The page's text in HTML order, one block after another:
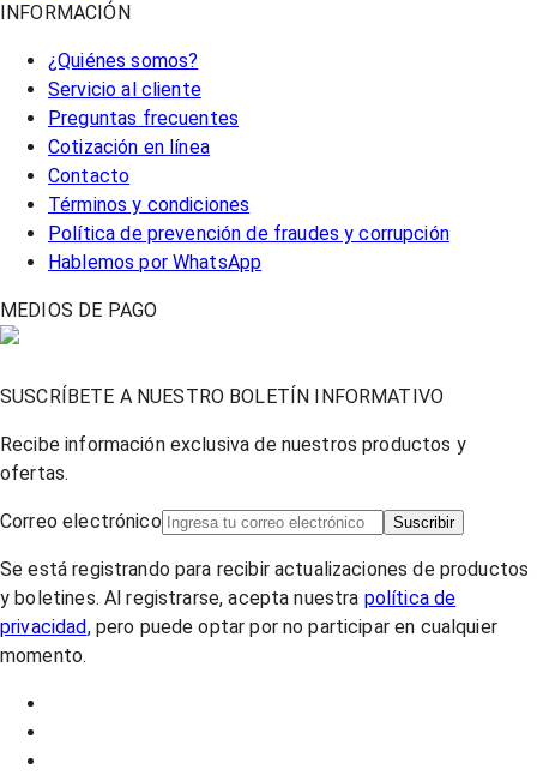
INFORMACIÓN
¿Quiénes somos?
Servicio al cliente
Preguntas frecuentes
Cotización en línea
Contacto
Términos y condiciones
Política de prevención de fraudes y corrupción
Hablemos por WhatsApp
MEDIOS DE PAGO
SUSCRÍBETE A NUESTRO BOLETÍN INFORMATIVO
Recibe información exclusiva de nuestros productos y
ofertas.
Correo electrónico Suscribir
Se está registrando para recibir actualizaciones de productos
y boletines. Al registrarse, acepta nuestra política de
privacidad, pero puede optar por no participar en cualquier
momento.